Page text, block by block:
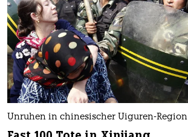
Unruhen in chinesischer Uiguren-Region